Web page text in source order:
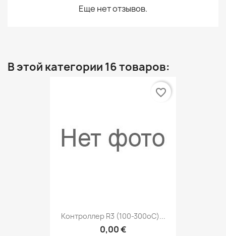
Еще нет отзывов.
В этой категории 16 товаров:
Контроллер R3 (100-300оC)...
0,00 €
favorite_border